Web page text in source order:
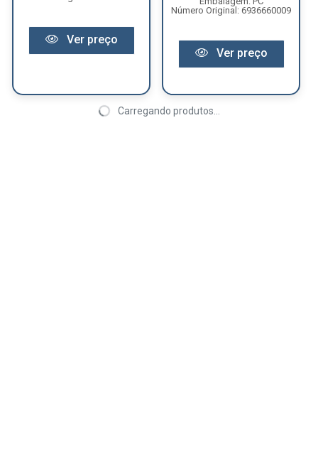
Ver preço
Número Original: 6936660009
Ver preço
Carregando produtos...